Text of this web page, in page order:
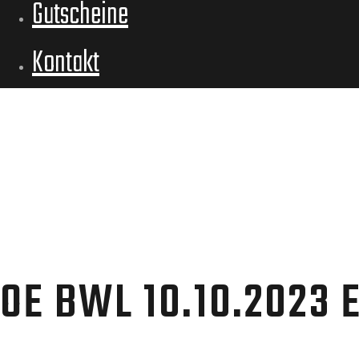
Gutscheine
Kontakt
OE BWL 10.10.2023